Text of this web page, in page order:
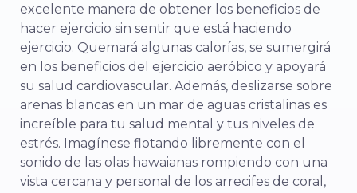
excelente manera de obtener los beneficios de
hacer ejercicio sin sentir que está haciendo
ejercicio. Quemará algunas calorías, se sumergirá
en los beneficios del ejercicio aeróbico y apoyará
su salud cardiovascular. Además, deslizarse sobre
arenas blancas en un mar de aguas cristalinas es
increíble para tu salud mental y tus niveles de
estrés. Imagínese flotando libremente con el
sonido de las olas hawaianas rompiendo con una
vista cercana y personal de los arrecifes de coral,